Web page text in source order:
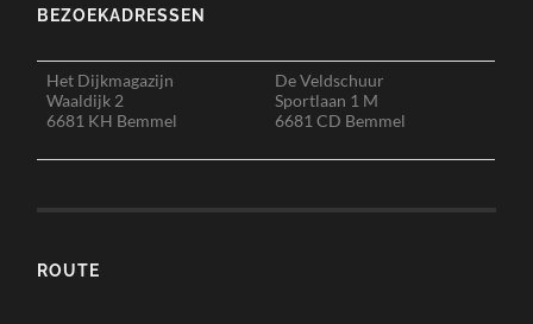
BEZOEKADRESSEN
Het Dijkmagazijn
Waaldijk 2
6681 KH Bemmel
De Veldschuur
Sportlaan 1 M
6681 CD Bemmel
ROUTE